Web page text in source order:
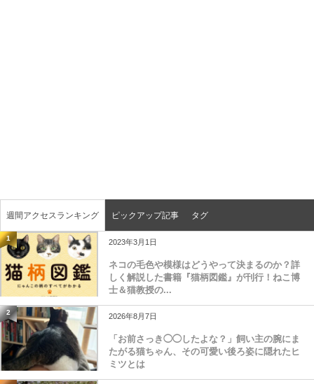
週間アクセスランキング ピックアップ記事 タグ
1 2023年3月1日
ネコの毛色や模様はどうやって決まるのか？詳
しく解説した書籍『猫柄図鑑』が刊行！ねこ博
士＆猫教授の...
2 2026年8月7日
「お前さっき◯◯したよな？」飼い主の腕にま
たがる猫ちゃん、その可愛い後ろ姿に隠れたヒ
ミツとは